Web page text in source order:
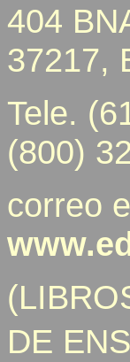
404
37217,
Tele.
(800)
correo
DE